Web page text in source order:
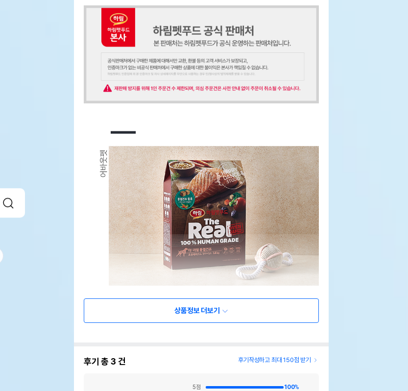
상품정보 더보기
후기 총 3 건 후기작성하고 최대 150점 받기
5점 100%